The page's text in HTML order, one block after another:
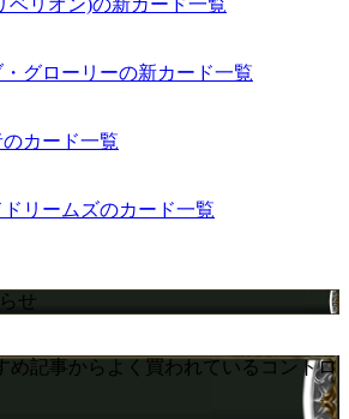
ベリオン)の新カード一覧
グローリーの新カード一覧
カード一覧
リームズのカード一覧
せ
め記事からよく買われているコントロ